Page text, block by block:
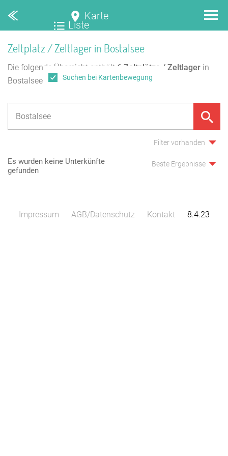
Karte
Liste
Zeltplatz / Zeltlager in Bostalsee
Die folgende Übersicht enthält 6 Zeltplätze / Zeltlager in
Bostalsee.
Filter vorhanden
Es wurden keine Unterkünfte
gefunden
Beste Ergebnisse
Suchen bei Kartenbewegung
Impressum AGB/Datenschutz Kontakt 8.4.23